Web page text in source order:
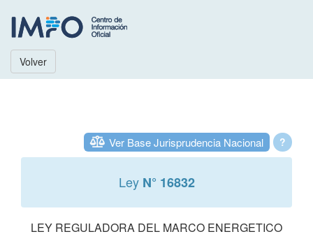
Volver
?
Ver Base Jurisprudencia Nacional
Ley N° 16832
LEY REGULADORA DEL MARCO ENERGETICO